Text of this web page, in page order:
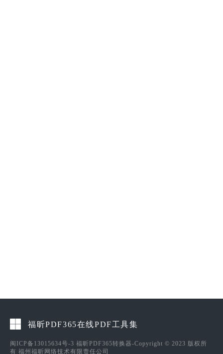
福昕PDF365在线PDF工具集
闽ICP备13015634号-3 福昕PDF365转换器-Copyright © 2023 版权所
有 福州福昕网络技术有限责任公司